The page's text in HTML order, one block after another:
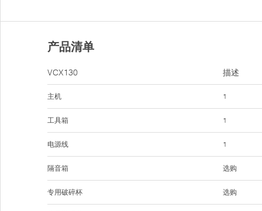
产品清单
VCX130
主机
工具箱
电源线
隔音箱
专用破碎杯
描述
1
1
1
选购
选购